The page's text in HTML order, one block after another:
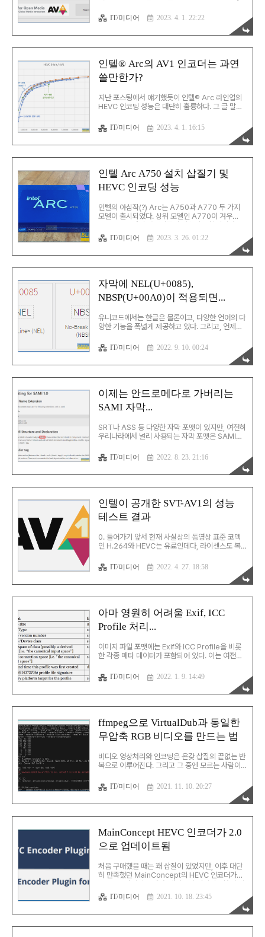
비교했었다. 그런데, 이 과정에서 예상하지 못했던
문제가 하나 발생했었다. 바로 SVT-AV1 인코더를
업데이트한 뒤 인코딩이 제대로 되지 않았다는 것.
무런 특이한 점은 없었지만, 아무튼 변환은 되지 않
았다. 옵션을 적용하는 방법이 뭔가 바뀌었는데, 바
뀐 부분을 적용하거나 말거나 그냥 실패... 좌충우돌
끝에 확인한 건 SvtAv1EncApp.exe는 포기해야
용해야 한다는 것. Essential version은 인코딩은
되지..
IT/미디어 2023. 4. 1. 22:22
인텔® Arc의 AV1 인코더는 과연
쓸만한가?
지난 포스팅에서 얘기했듯이 인텔® Arc 라인업의
HEVC 인코딩 성능은 대단히 훌륭하다. 그 글 말미
딩과 동일한 방식으로 확인해봤다. 우선 인코딩 속
도를 확인해봤다. 인코딩 속도는 아래 표와 같다. 인
텔® QSV를 사용해서 인코딩하면 AV1 역시 HEVC
딩 테스트는 같은 조건에서 HEVC 인코딩한 결과와
비교하는 방식으로 진행했다. 우선, HEVC 인코딩
결과물의 용량 대비 화질은 아래와 같다. 이 그래프
는 x265, MainConcept plugin, QSV 등으로 인
이다. 용량 대비 품질이 가장 높은 것들과 가장 낮은
것을 아래에 표기했는데, 사실..
IT/미디어 2023. 4. 1. 16:15
인텔 Arc A750 설치 삽질기 및
HEVC 인코딩 성능
인텔의 야심작(?) Arc는 A750과 A770 두 가지
모델이 출시되었다. 상위 모델인 A770이 겨우
금함을 참지 못하고 지르고야 말았다. 게임을 거의
하지 않아 약간이라도 더 저렴한 제품인 A750을
구매했다. 박스 포장은 깔끔하다. 기본적으로 글카
단 좀 있어보인다. 그리고 대망의 글카 본체. 설치 이
카드는 집 세컨 PC에 설치하는 것을 최종 목적으로
고려했다. 이 PC에는 문제(?)가 하나 있는데, 예전
에 MBR 파티션으로 포맷해놓은 드라이브를 계속
사용해오고 있었던 것. 언젠간 포맷할 거란 생각만
하면서 그냥 써오고 있었는데, 드디어 벽에 부딪혔
다. 인텔 홈페이지에도 명시되어 있듯이, UEFI/..
IT/미디어 2023. 3. 26. 01:22
자막에 NEL(U+0085),
NBSP(U+00A0)이 적용되면...
유니코드에서는 한글은 물론이고, 다양한 언어의 다
양한 기능을 폭넓게 제공하고 있다. 그리고, 언제나
과 같은 비영어권 문자는 물론이고, 심지어 영어권
문자 영역에서도 이런 현상을 볼 수 있다. 유니코드
에서 U+0085는 NEL(Next Line)으로 정의되어
New Line으로... 그냥 CR/LF와 비슷한 것이다...
그리고, U+00A0은 NBSP(No-Break Space)
로 정의되어 있다. SAMI 자막에서 흔히 볼 수 있는
가 바로 이 문자를 의미한다. 적어도 자막으로 한정
해서 보면, 사실 이 문자들은 쓸 일이 없다. NBSP가
SAMI에서 사용되는 건 SAMI가 HTML에 기반했
기 때문이지 N..
IT/미디어 2022. 9. 10. 00:24
이제는 안드로메다로 가버리는
SAMI 자막...
SRT나 ASS 등 다양한 자막 포맷이 있지만, 여전히
우리나라에서 널리 사용되는 자막 포맷은 SAMI이
약점에도 불구하고, 워낙에 널리 사용되어 온 포맷
이다. The Speaker SAMI 0000 text Le
narrateur Texte SAMI 0000 SAMI 1000
Texte SAMI 2000 SAMI 3000 text Texte
SAMI 3000 SAMI 포맷은 이제 나온지 25년이
되어가는(1998년 6월 25일에 첫 공개) 포맷이다.
MS가 공개한 이 포맷은 아래에서 볼 수 있듯이
HTML에 여러모로 기반을 두었다. 이러다보니, 규
격에는 명시되어 있지 않지만, 코드 페이지로 ..
IT/미디어 2022. 8. 23. 21:16
인텔이 공개한 SVT-AV1의 성능
테스트 결과
0. 들어가기 앞서 현재 사실상의 동영상 표준 코덱
인 H.264와 HEVC는 유료인데다, 라이센스도 복
제품을 만들게 되면 여기부턴 쉽지 않다. 이에 따라
차기 코덱을 자유 라이센스 환경에서 오픈소스로 만
들자는 움직임이 있었고, 그래서 만들어진 코덱이
회사들이 모여 AOM을 결성하였으며, 스펙은 '18
년 6월 25일에 1.0.0이 발표되었다. 그간 libaom
을 포함한 인코더들이 있었지만, 인코딩 시간이 너
무 오래 걸려 대중화에는 무리가 있어왔다. 그러다,
정식으로 공개하였다. 이에 따라 SVT-AV1의 인코
딩 성능과 영상 품질이 어..
IT/미디어 2022. 4. 27. 18:58
아마 영원히 어려울 Exif, ICC
Profile 처리...
이미지 파일 포맷에는 Exif와 ICC Profile을 비롯
한 각종 메타 데이터가 포함되어 있다. 이는 여전히
등까지 거의 모든 포맷에 해당된다. 심지어 그동안
Exif를 지원하지 않던 PNG도 1.2(2017년 7월)부
터 이를 지원하기 시작했다. 나온지 무척 오래 된 규
게 다룰 수 있는 규격... 이기는 개뿔... 실제로 데이터
를 만나보면 결코 이게 쉽지가 않다. Exif WebP 이
미지에 포함된 Exif 데이터는 다음과 같은 형식으로
저장되어야 한다. WebP 파일에서 Exif 데이터는
Little endian으로 저장된다. Exif 데이터는..
IT/미디어 2022. 1. 9. 14:49
ffmpeg으로 VirtualDub과 동일한
무압축 RGB 비디오를 만드는 법
비디오 영상처리와 인코딩은 온갖 삽질의 끝없는 반
복으로 이루어진다. 그리고 그 중엔 모르는 사람이
VirtualDub2를 이용하면 무압축 RGB 포맷의 AVI
동영상을 만들 수 있다. YUV 변환 따윈 전혀 하지
않은 그야말로 무식한 RGB raw 데이터가 저장된
런 파일은 대부분의 사용자들에겐 파일 크기만 무식
하게 크지 아무 쓸모도 없다. 하지만, 이 바닥에서 일
을 하다보면 반드시 이런 파일을 만들어야 할 때가
틀림 없이 나타난다. 각설하고, VirtualDub로 이 작
치 처리하기가 어렵다는 것이다. 물론 배치 처리 기
능이 있긴 한데, 결국 일일이 ..
IT/미디어 2021. 11. 10. 20:27
MainConcept HEVC 인코더가 2.0
으로 업데이트됨
처음 구매했을 때는 꽤 삽질이 있었지만, 이후 대단
히 만족했던 MainConcept의 HEVC 인코더가
릴리즈 노트를 읽어보니 뭔가 변화가 있었다. 일단
MainConcept의 SDK 버전이 12.x에서 13.1로
업데이트 되었다. 이 부분은 13.x의 업데이트 내역
져도 달라졌겠지... 중요한 것은 인자가 하나 바뀌었
IT/미디어 2021. 10. 18. 23:45